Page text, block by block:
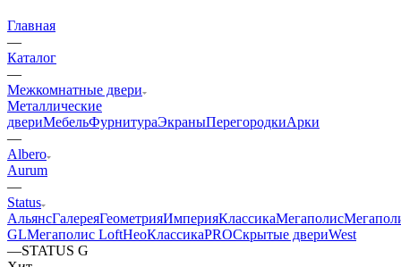
Главная
—
Каталог
—
Межкомнатные двери
Металлические
двериМебельФурнитураЭкраныПерегородкиАрки
—
Albero
Aurum
—
Status
АльянсГалереяГеометрияИмперияКлассикаМегаполис
GLМегаполис LoftНеоКлассикаPROСкрытые двериWest
—STATUS G